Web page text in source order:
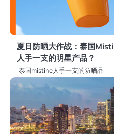
夏日防晒大作战：泰国
人手一支的明星产品？
泰国mistine人手一支的防晒品